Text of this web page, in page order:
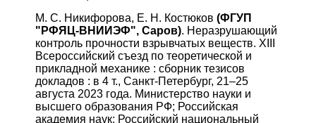
М. С. Никифорова, Е. Н. Костюков (ФГУП
"РФЯЦ-ВНИИЭФ", Саров). Неразрушающий
контроль прочности взрывчатых веществ. XIII
Всероссийский съезд по теоретической и
прикладной механике : сборник тезисов
докладов : в 4 т., Санкт-Петербург, 21–25
августа 2023 года. Министерство науки и
высшего образования РФ; Российская
академия наук; Российский национальный